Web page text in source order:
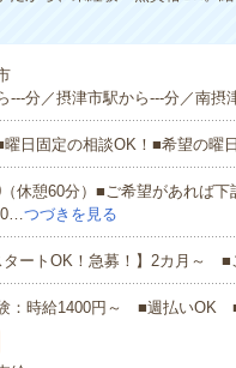
---分／摂津市駅から---分／南摂
日固定の相談OK！■希望の曜
休憩60分）■ご希望があれば
つづきを見る
タートOK！急募！】2カ月～
：時給1400円～ ■週払いOK